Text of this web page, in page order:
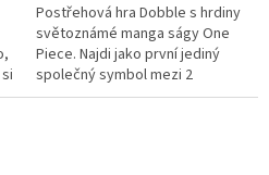
Postřehová hra Dobble s hrdiny
světoznámé manga ságy One
Piece. Najdi jako první jediný
společný symbol mezi 2
kartami!